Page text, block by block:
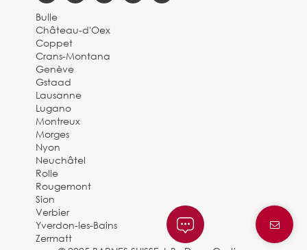
Bulle
Château-d'Oex
Coppet
Crans-Montana
Genève
Gstaad
Lausanne
Lugano
Montreux
Morges
Nyon
Neuchâtel
Rolle
Rougemont
Sion
Verbier
Yverdon-les-Bains
Zermatt